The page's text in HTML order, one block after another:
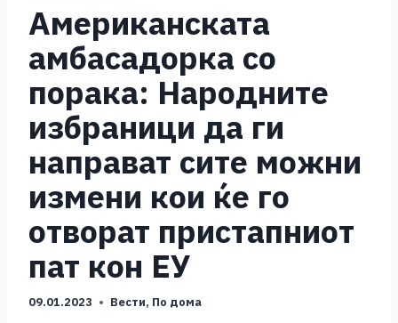
Американската
амбасадорка со
порака: Народните
избраници да ги
направат сите можни
измени кои ќе го
отворат пристапниот
пат кон ЕУ
09.01.2023 Вести, По дома